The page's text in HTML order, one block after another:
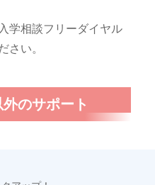
学相談フリーダイヤル
さい。
のサポート